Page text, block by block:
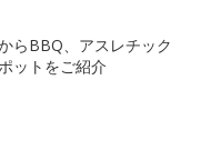
らBBQ、アスレチック
ットをご紹介